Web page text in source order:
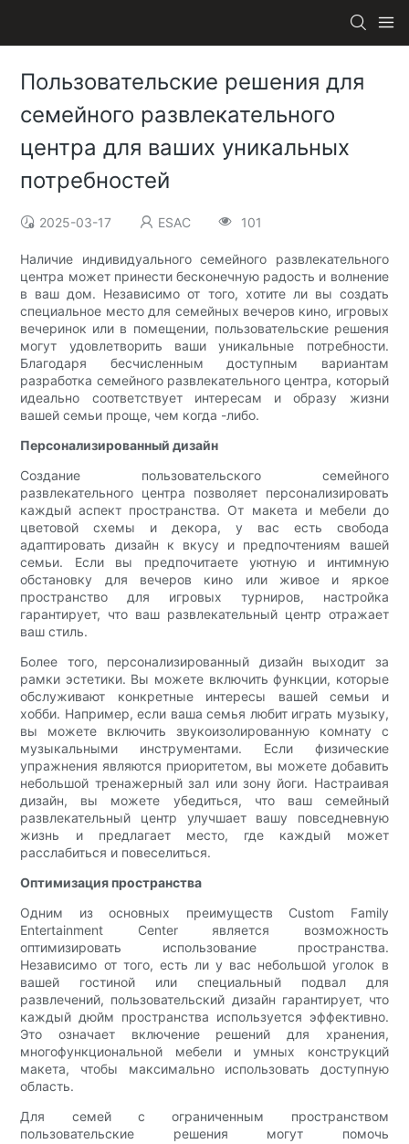
Пользовательские решения для
семейного развлекательного
центра для ваших уникальных
потребностей
2025-03-17 ESAC 101
Наличие индивидуального семейного развлекательного
центра может принести бесконечную радость и волнение
в ваш дом. Независимо от того, хотите ли вы создать
специальное место для семейных вечеров кино, игровых
вечеринок или в помещении, пользовательские решения
могут удовлетворить ваши уникальные потребности.
Благодаря бесчисленным доступным вариантам
разработка семейного развлекательного центра, который
идеально соответствует интересам и образу жизни
вашей семьи проще, чем когда -либо.
Персонализированный дизайн
Создание пользовательского семейного
развлекательного центра позволяет персонализировать
каждый аспект пространства. От макета и мебели до
цветовой схемы и декора, у вас есть свобода
адаптировать дизайн к вкусу и предпочтениям вашей
семьи. Если вы предпочитаете уютную и интимную
обстановку для вечеров кино или живое и яркое
пространство для игровых турниров, настройка
гарантирует, что ваш развлекательный центр отражает
ваш стиль.
Более того, персонализированный дизайн выходит за
рамки эстетики. Вы можете включить функции, которые
обслуживают конкретные интересы вашей семьи и
хобби. Например, если ваша семья любит играть музыку,
вы можете включить звукоизолированную комнату с
музыкальными инструментами. Если физические
упражнения являются приоритетом, вы можете добавить
небольшой тренажерный зал или зону йоги. Настраивая
дизайн, вы можете убедиться, что ваш семейный
развлекательный центр улучшает вашу повседневную
жизнь и предлагает место, где каждый может
расслабиться и повеселиться.
Оптимизация пространства
Одним из основных преимуществ Custom Family
Entertainment Center является возможность
оптимизировать использование пространства.
Независимо от того, есть ли у вас небольшой уголок в
вашей гостиной или специальный подвал для
развлечений, пользовательский дизайн гарантирует, что
каждый дюйм пространства используется эффективно.
Это означает включение решений для хранения,
многофункциональной мебели и умных конструкций
макета, чтобы максимально использовать доступную
область.
Для семей с ограниченным пространством
пользовательские решения могут помочь